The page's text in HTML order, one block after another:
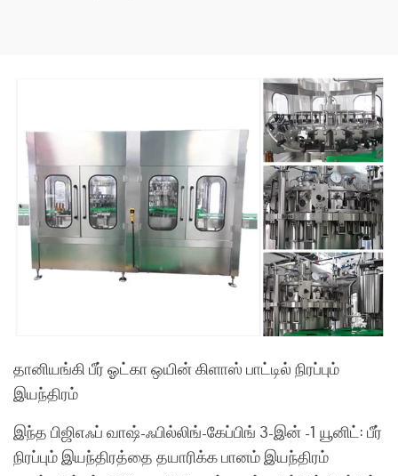
தானியங்கி பீர் ஓட்கா ஒயின் கிளாஸ் பாட்டில் நிரப்பும்
இயந்திரம்
இந்த பிஜிஎஃப் வாஷ்-ஃபில்லிங்-கேப்பிங் 3-இன் -1 யூனிட்: பீர்
நிரப்பும் இயந்திரத்தை தயாரிக்க பானம் இயந்திரம்